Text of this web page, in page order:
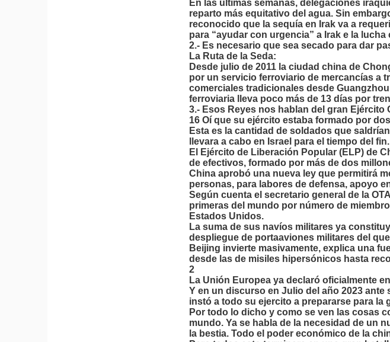
En las últimas semanas, delegaciones
reparto más equitativo del agua. Sin
reconocido que la sequía en Irak va a
para “ayudar con urgencia” a Irak e la
2.- Es necesario que sea secado para dar
La Ruta de la Seda:
Desde julio de 2011 la ciudad china de
por un servicio ferroviario de mercancías a
comerciales tradicionales desde
ferroviaria lleva poco más de 13 días por
3.- Esos Reyes nos hablan del gran Ejército
16 Oí que su ejército estaba formado por
Esta es la cantidad de soldados que
llevara a cabo en Israel para el tiempo del fin.
El Ejército de Liberación Popular (ELP) de
de efectivos, formado por más de dos
China aprobó una nueva ley que permitirá
personas, para labores de defensa, apoyo
Según cuenta el secretario general de la
primeras del mundo por número de
Estados Unidos.
La suma de sus navíos militares ya
despliegue de portaaviones militares del
Beijing invierte masivamente, explica una
desde las de misiles hipersónicos hasta
2
La Unión Europea ya declaró oficialmente
Y en un discurso en Julio del año 2023
instó a todo su ejercito a prepararse para la
Por todo lo dicho y como se ven las cosas
mundo. Ya se habla de la necesidad de un
la bestia. Todo el poder económico de la